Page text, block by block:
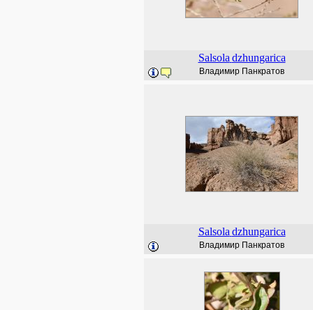
Salsola dzhungarica
Владимир Панкратов
Salsola dzhungarica
Владимир Панкратов